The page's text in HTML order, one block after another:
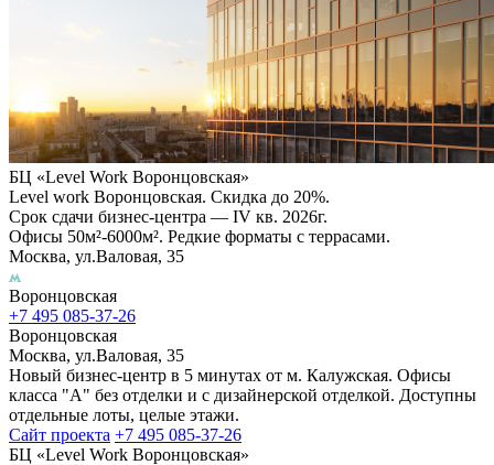
БЦ «Level Work Воронцовская»‎
Level work Воронцовская. Скидка до 20%.
Срок сдачи бизнес-центра — IV кв. 2026г.
Офисы 50м²-6000м². Редкие форматы с террасами.
Москва, ул.Валовая, 35
Воронцовская
+7 495 085-37-26
Воронцовская
Москва, ул.Валовая, 35
Новый бизнес-центр в 5 минутах от м. Калужская. Офисы
класса "А" без отделки и с дизайнерской отделкой. Доступны
отдельные лоты, целые этажи.
Сайт проекта +7 495 085-37-26
БЦ «Level Work Воронцовская»‎